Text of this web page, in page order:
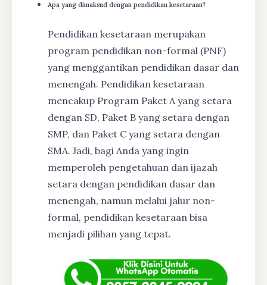
Apa yang dimaksud dengan pendidikan kesetaraan?
Pendidikan kesetaraan merupakan
program pendidikan non-formal (PNF)
yang menggantikan pendidikan dasar dan
menengah. Pendidikan kesetaraan
mencakup Program Paket A yang setara
dengan SD, Paket B yang setara dengan
SMP, dan Paket C yang setara dengan
SMA. Jadi, bagi Anda yang ingin
memperoleh pengetahuan dan ijazah
setara dengan pendidikan dasar dan
menengah, namun melalui jalur non-
formal, pendidikan kesetaraan bisa
menjadi pilihan yang tepat.